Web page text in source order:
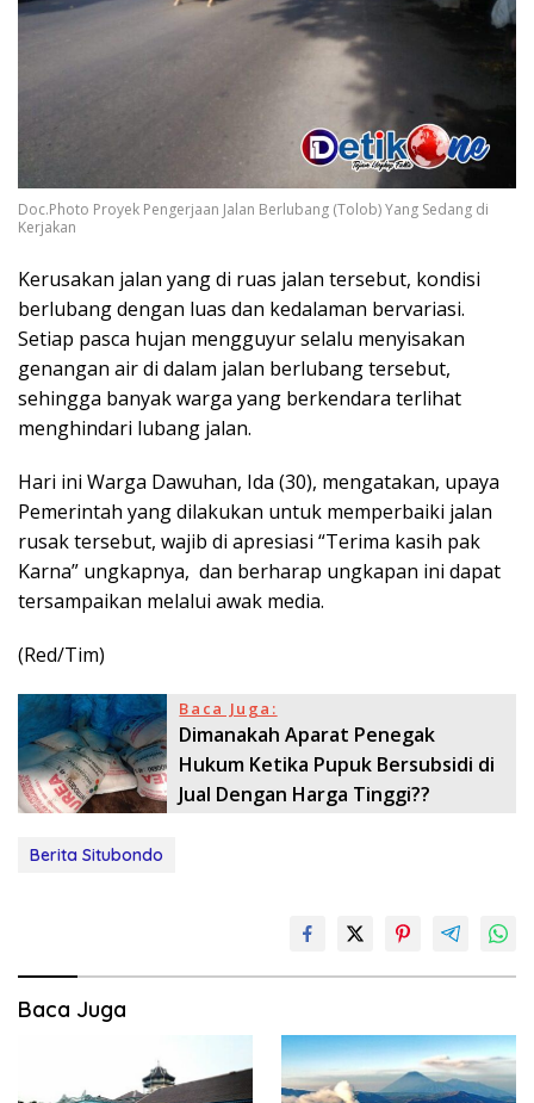
Doc.Photo Proyek Pengerjaan Jalan Berlubang (Tolob) Yang Sedang di
Kerjakan
Kerusakan jalan yang di ruas jalan tersebut, kondisi
berlubang dengan luas dan kedalaman bervariasi.
Setiap pasca hujan mengguyur selalu menyisakan
genangan air di dalam jalan berlubang tersebut,
sehingga banyak warga yang berkendara terlihat
menghindari lubang jalan.
Hari ini Warga Dawuhan, Ida (30), mengatakan, upaya
Pemerintah yang dilakukan untuk memperbaiki jalan
rusak tersebut, wajib di apresiasi “Terima kasih pak
Karna” ungkapnya, dan berharap ungkapan ini dapat
tersampaikan melalui awak media.
(Red/Tim)
Baca Juga:
Dimanakah Aparat Penegak
Hukum Ketika Pupuk Bersubsidi di
Jual Dengan Harga Tinggi??
Berita Situbondo
Baca Juga